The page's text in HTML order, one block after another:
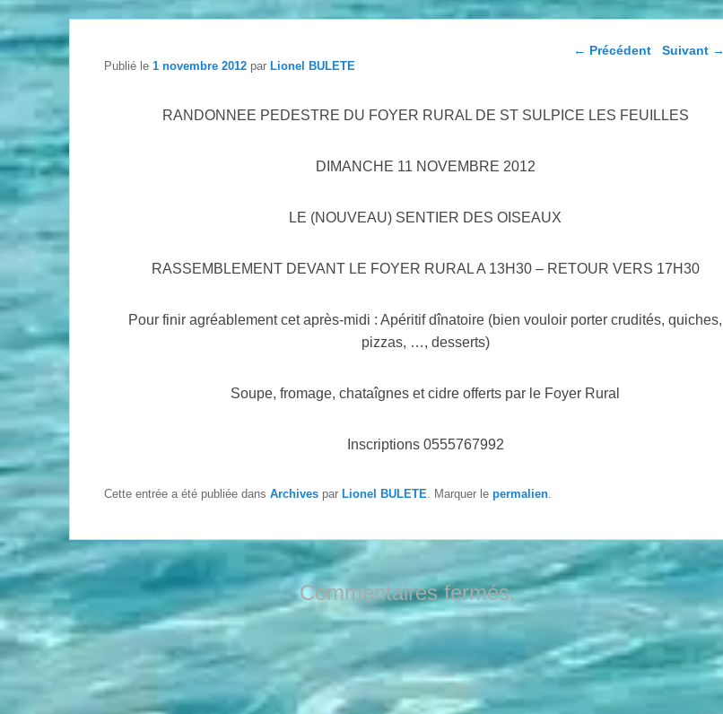
Navigation dans les
← Précédent Suivant →
Publié le 1 novembre 2012 par Lionel BULETE
RANDONNEE PEDESTRE DU FOYER RURAL DE ST SULPICE LES FEUILLES
DIMANCHE 11 NOVEMBRE 2012
LE (NOUVEAU) SENTIER DES OISEAUX
RASSEMBLEMENT DEVANT LE FOYER RURAL A 13H30 – RETOUR VERS 17H30
Pour finir agréablement cet après-midi : Apéritif dînatoire (bien vouloir porter crudités, quiches,
pizzas, …, desserts)
Soupe, fromage, chataîgnes et cidre offerts par le Foyer Rural
Inscriptions 0555767992
Cette entrée a été publiée dans Archives par Lionel BULETE. Marquer le permalien.
Commentaires fermés.